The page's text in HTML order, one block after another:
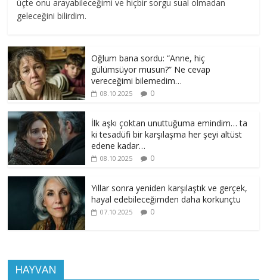
üçte onu arayabileceğimi ve hiçbir sorgu sual olmadan
geleceğini bilirdim.
Oğlum bana sordu: “Anne, hiç
gülümsüyor musun?” Ne cevap
vereceğimi bilemedim…
08.10.2025 0
İlk aşkı çoktan unuttuğuma emindim… ta
ki tesadüfi bir karşılaşma her şeyi altüst
edene kadar…
08.10.2025 0
Yıllar sonra yeniden karşılaştık ve gerçek,
hayal edebileceğimden daha korkunçtu
07.10.2025 0
HAYVAN